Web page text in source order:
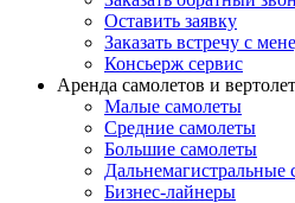
Оставить заявку
Заказать встречу с
Консьерж сервис
Аренда самолетов и
Малые самолеты
Средние самолеты
Большие самолеты
Дальнемагистральные
Бизнес-лайнеры